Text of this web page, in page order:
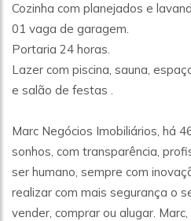
Cozinha com planejados e
01 vaga de garagem.
Portaria 24 horas.
Lazer com piscina, sauna,
e salão de festas .
Marc Negócios Imobiliários, há
sonhos, com transparência,
ser humano, sempre com
realizar com mais segurança o
vender, comprar ou alugar.